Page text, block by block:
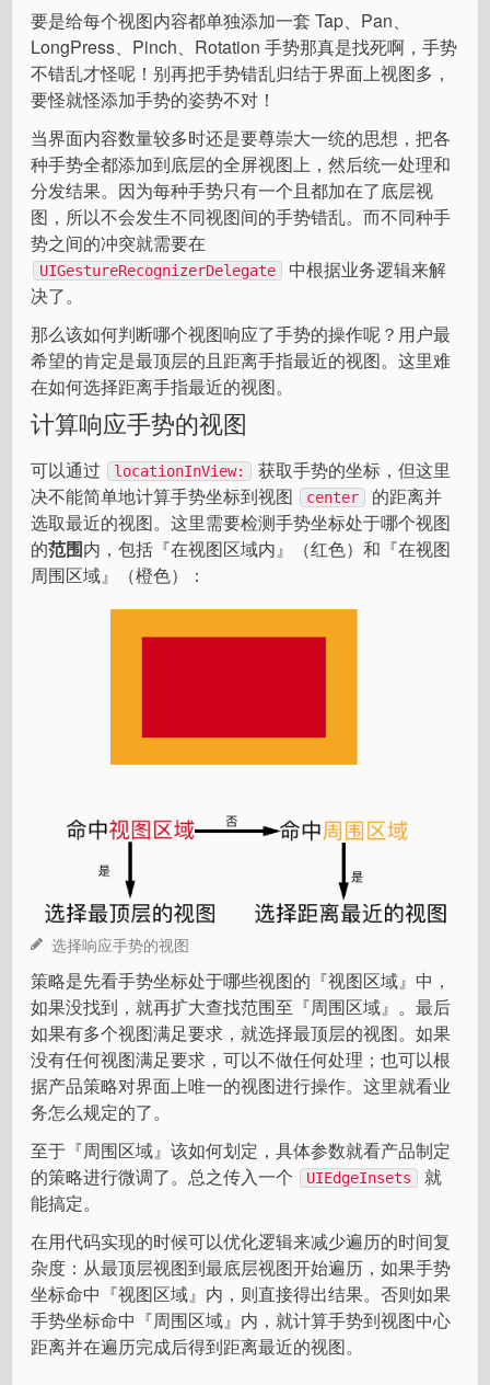
要是给每个视图内容都单独添加一套 Tap、Pan、
LongPress、Pinch、Rotation 手势那真是找死啊，手势
不错乱才怪呢！别再把手势错乱归结于界面上视图多，
要怪就怪添加手势的姿势不对！
当界面内容数量较多时还是要尊崇大一统的思想，把各
种手势全都添加到底层的全屏视图上，然后统一处理和
分发结果。因为每种手势只有一个且都加在了底层视
图，所以不会发生不同视图间的手势错乱。而不同种手
势之间的冲突就需要在
UIGestureRecognizerDelegate
中根据业务逻辑来解
决了。
那么该如何判断哪个视图响应了手势的操作呢？用户最
希望的肯定是最顶层的且距离手指最近的视图。这里难
在如何选择距离手指最近的视图。
计算响应手势的视图
可以通过 locationInView:
获取手势的坐标，但这里
决不能简单地计算手势坐标到视图
center
的距离并
选取最近的视图。这里需要检测手势坐标处于哪个视图
的范围内，包括『在视图区域内』（红色）和『在视图
周围区域』（橙色）：
选择响应手势的视图
策略是先看手势坐标处于哪些视图的『视图区域』中，
如果没找到，就再扩大查找范围至『周围区域』。最后
如果有多个视图满足要求，就选择最顶层的视图。如果
没有任何视图满足要求，可以不做任何处理；也可以根
据产品策略对界面上唯一的视图进行操作。这里就看业
务怎么规定的了。
至于『周围区域』该如何划定，具体参数就看产品制定
的策略进行微调了。总之传入一个
UIEdgeInsets
就
能搞定。
在用代码实现的时候可以优化逻辑来减少遍历的时间复
杂度：从最顶层视图到最底层视图开始遍历，如果手势
坐标命中『视图区域』内，则直接得出结果。否则如果
手势坐标命中『周围区域』内，就计算手势到视图中心
距离并在遍历完成后得到距离最近的视图。